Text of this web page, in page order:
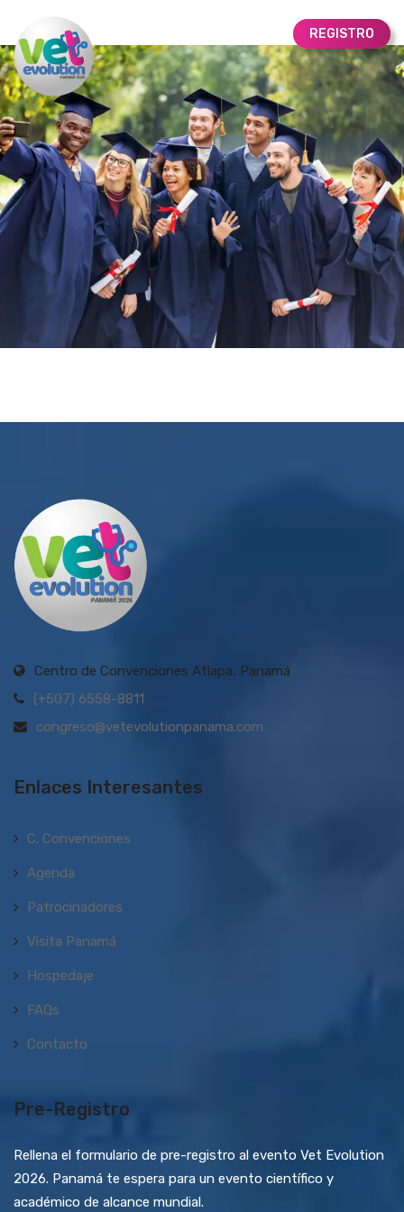
REGISTRO
Centro de Convenciones Atlapa, Panamá
(+507) 6558-8811
congreso@vetevolutionpanama.com
Enlaces Interesantes
C. Convenciones
Agenda
Patrocinadores
Visita Panamá
Hospedaje
FAQs
Contacto
Pre-Registro
Rellena el formulario de pre-registro al evento Vet Evolution
2026. Panamá te espera para un evento científico y
académico de alcance mundial.